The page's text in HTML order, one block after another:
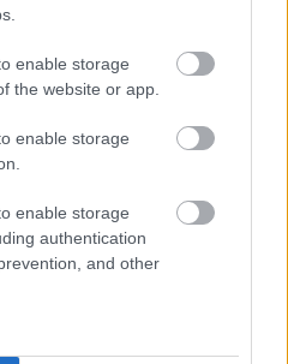
enable storage
the website or app.
enable storage
enable storage
authentication
and other
Šodien laikapstākļi
neliks vilties! Gaiss
iesils līdz +25 grādiem